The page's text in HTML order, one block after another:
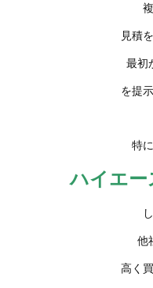
見積
最初
を提
特
ハイエー
他
高く